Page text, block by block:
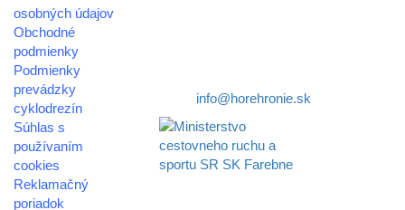
osobných údajov
Obchodné
podmienky
Podmienky
prevádzky
cyklodrezín
Súhlas s
používaním
cookies
Reklamačný
poriadok
info@horehronie.sk